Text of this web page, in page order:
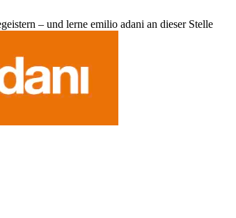
– und lerne emilio adani an dieser Stelle